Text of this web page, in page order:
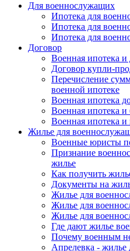
Для военнослужащих
Ипотека для
Ипотека для
Ипотека для
Договор
Военная ипотека и
Договор купли-
Перечисление
военной ипотеке
Военная ипотека
Военная ипотека
Военная ипотека и
Жилье для
Военные юристы
Признание
жилье
Как получить
Документы на
Жилье для
Жилье для
Жилье для
Где дают жилье
Почему военным
Апрелевка - жилье